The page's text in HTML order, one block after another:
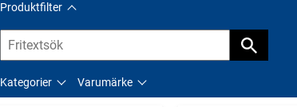
Produktfilter
Kategorier Varumärke